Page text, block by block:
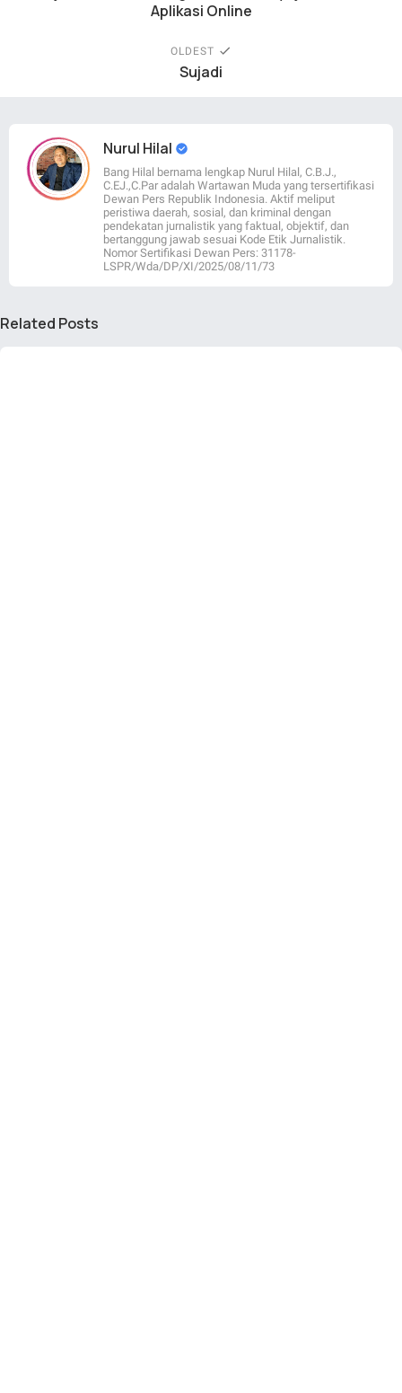
Aplikasi Online
OLDEST
Sujadi
Nurul Hilal
Bang Hilal bernama lengkap Nurul Hilal, C.B.J.,
C.EJ.,C.Par adalah Wartawan Muda yang tersertifikasi
Dewan Pers Republik Indonesia. Aktif meliput
peristiwa daerah, sosial, dan kriminal dengan
pendekatan jurnalistik yang faktual, objektif, dan
bertanggung jawab sesuai Kode Etik Jurnalistik.
Nomor Sertifikasi Dewan Pers: 31178-
LSPR/Wda/DP/XI/2025/08/11/73
Related Posts